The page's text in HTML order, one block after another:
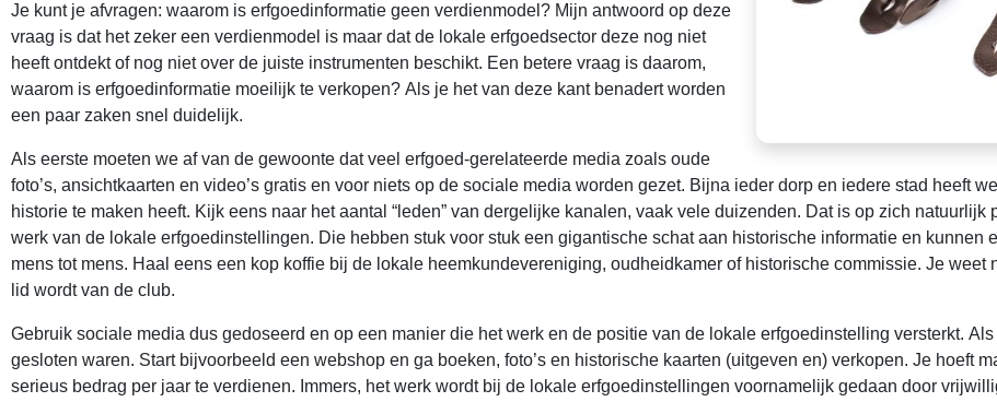
Je kunt je afvragen: waarom is erfgoedinformatie geen verdienmodel? Mijn antwoord op deze
vraag is dat het zeker een verdienmodel is maar dat de lokale erfgoedsector deze nog niet
heeft ontdekt of nog niet over de juiste instrumenten beschikt. Een betere vraag is daarom,
waarom is erfgoedinformatie moeilijk te verkopen? Als je het van deze kant benadert worden
een paar zaken snel duidelijk.
Als eerste moeten we af van de gewoonte dat veel erfgoed-gerelateerde media zoals oude
foto’s, ansichtkaarten en video’s gratis en voor niets op de sociale media worden gezet. Bijna ieder dorp en iedere stad heeft
historie te maken heeft. Kijk eens naar het aantal “leden” van dergelijke kanalen, vaak vele duizenden. Dat is op zich
werk van de lokale erfgoedinstellingen. Die hebben stuk voor stuk een gigantische schat aan historische informatie en kunnen
mens tot mens. Haal eens een kop koffie bij de lokale heemkundevereniging, oudheidkamer of historische commissie. Je
lid wordt van de club.
Gebruik sociale media dus gedoseerd en op een manier die het werk en de positie van de lokale erfgoedinstelling versterkt.
gesloten waren. Start bijvoorbeeld een webshop en ga boeken, foto’s en historische kaarten (uitgeven en) verkopen. Je hoeft
serieus bedrag per jaar te verdienen. Immers, het werk wordt bij de lokale erfgoedinstellingen voornamelijk gedaan door